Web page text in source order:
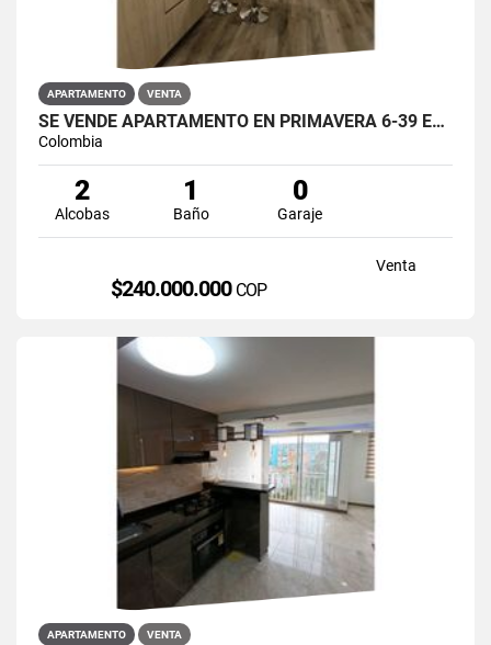
APARTAMENTO VENTA
SE VENDE APARTAMENTO EN PRIMAVERA 6-39 ET 2 PUENTE ARANDA
Colombia
2
Alcobas
1
Baño
0
Garaje
Venta
$240.000.000 COP
APARTAMENTO VENTA